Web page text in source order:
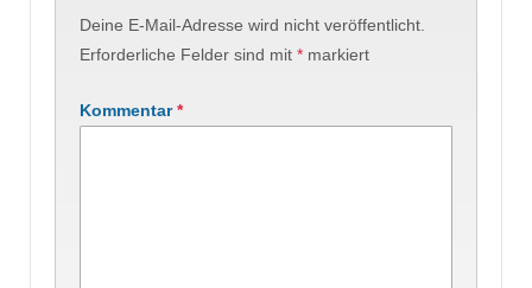
Deine E-Mail-Adresse wird nicht veröffentlicht.
Erforderliche Felder sind mit * markiert
Kommentar*